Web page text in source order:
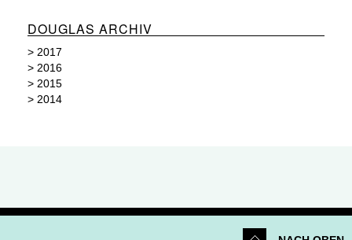
DOUGLAS ARCHIV
> 2017
> 2016
> 2015
> 2014